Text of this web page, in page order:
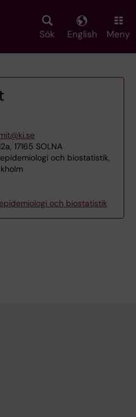
Sök English Meny
17165 SOLNA
och biostatistik,
och biostatistik